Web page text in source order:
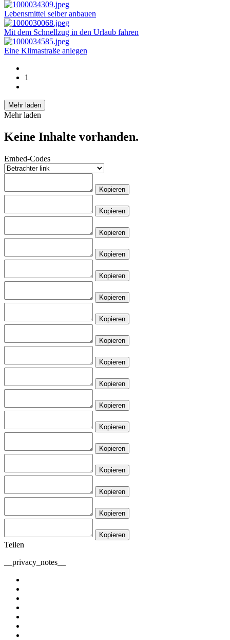
Lebensmittel selber anbauen
Mit dem Schnellzug in den Urlaub fahren
Eine Klimastraße anlegen
1
Mehr laden
Mehr laden
Keine Inhalte vorhanden.
Embed-Codes
Kopieren
Kopieren
Kopieren
Kopieren
Kopieren
Kopieren
Kopieren
Kopieren
Kopieren
Kopieren
Kopieren
Kopieren
Kopieren
Kopieren
Kopieren
Kopieren
Kopieren
Teilen
__privacy_notes__